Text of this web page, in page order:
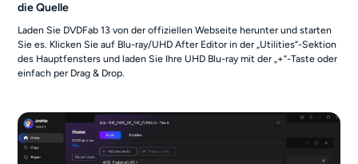
die Quelle
Laden Sie DVDFab 13 von der offiziellen Webseite herunter und starten
Sie es. Klicken Sie auf Blu-ray/UHD After Editor in der „Utilities“-Sektion
des Hauptfensters und laden Sie Ihre UHD Blu-ray mit der „+“-Taste oder
einfach per Drag & Drop.